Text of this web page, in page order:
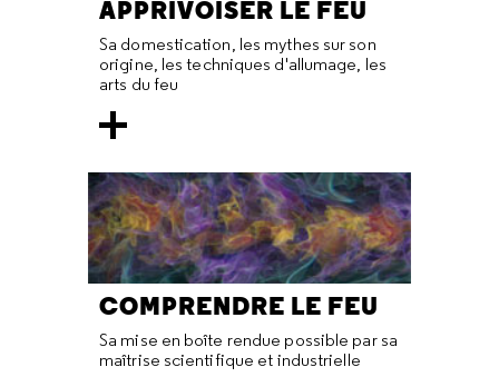
APPRIVOISER LE FEU
Sa domestication, les mythes sur son
origine, les techniques d'allumage, les
arts du feu
COMPRENDRE LE FEU
Sa mise en boîte rendue possible par sa
maîtrise scientifique et industrielle